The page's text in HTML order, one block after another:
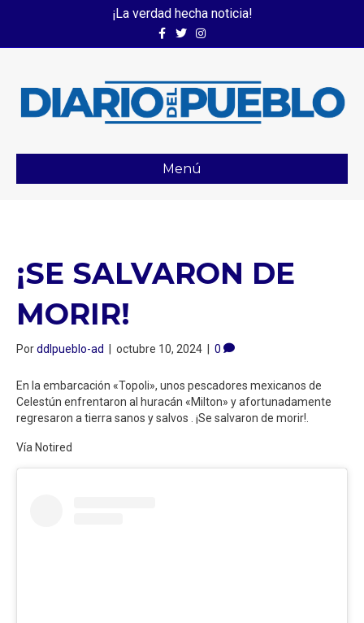
¡La verdad hecha noticia!
FacebookTwitterInstagram
Menú
¡SE SALVARON DE
MORIR!
Porddlpueblo-ad | octubre 10, 2024 | 0
En la embarcación «Topoli», unos pescadores mexicanos de
Celestún enfrentaron al huracán «Milton» y afortunadamente
regresaron a tierra sanos y salvos . ¡Se salvaron de morir!.
Vía Notired